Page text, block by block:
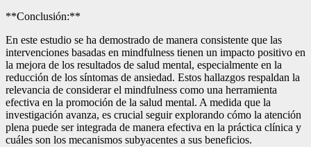
**Conclusión:**
En este estudio se ha demostrado de manera consistente que las
intervenciones basadas en mindfulness tienen un impacto positivo en
la mejora de los resultados de salud mental, especialmente en la
reducción de los síntomas de ansiedad. Estos hallazgos respaldan la
relevancia de considerar el mindfulness como una herramienta
efectiva en la promoción de la salud mental. A medida que la
investigación avanza, es crucial seguir explorando cómo la atención
plena puede ser integrada de manera efectiva en la práctica clínica y
cuáles son los mecanismos subyacentes a sus beneficios.